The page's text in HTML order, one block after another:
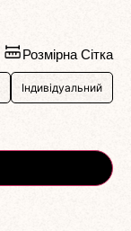
Розмірна Сітка
Індивідуальний